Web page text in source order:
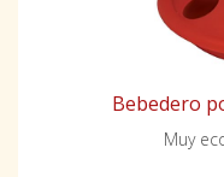
Bebedero
Muy